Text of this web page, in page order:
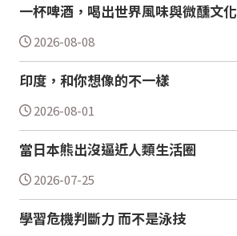
一杯啤酒，喝出世界風味與微醺文化
2026-08-08
印度，和你想像的不一樣
2026-08-01
當日本熊出沒逼近人類生活圈
2026-07-25
學習危機判斷力 而不是泳技